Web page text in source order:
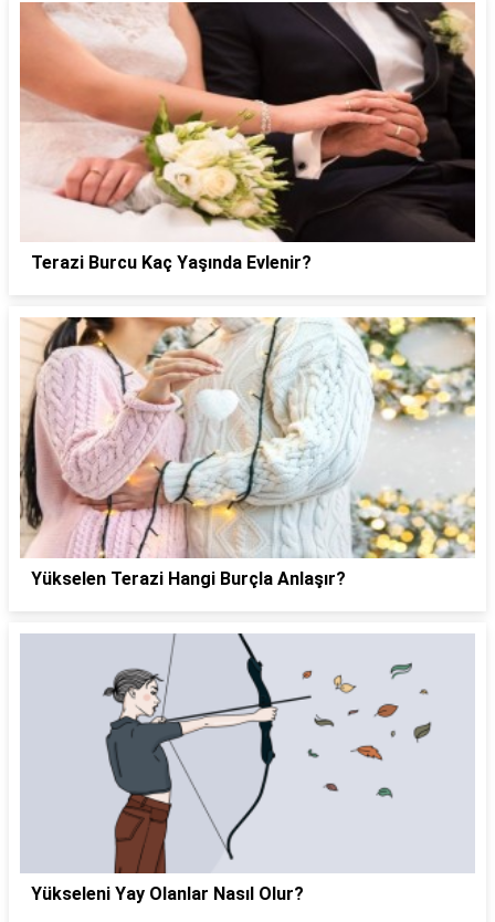
Terazi Burcu Kaç Yaşında Evlenir?
Yükselen Terazi Hangi Burçla Anlaşır?
Yükseleni Yay Olanlar Nasıl Olur?